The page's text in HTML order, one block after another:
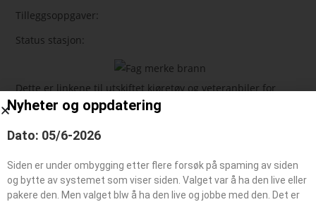
Tilleggsoppgaver:
Status stasjon:
Dette er linkene til utskiftet kjøretøy og veteranbiler for
denne stasjonen eller brannvesene
Påhengsvogn
Båt typer
Nyheter og oppdatering
Dato: 05/6-2026
Siden er under ombygging etter flere forsøk på spaming av siden
og bytte av systemet som viser siden. Valget var å ha den live eller
pakere den. Men valget blw å ha den live og jobbe med den. Det er